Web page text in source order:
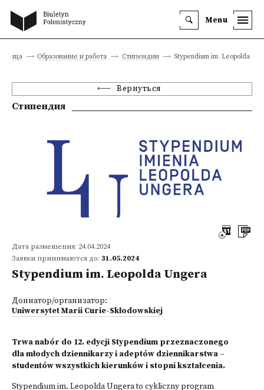
Menu
Образование и работа Стипендии Stypendium im. Leopolda
Вернуться
Стипендия
Дата размещения: 24.04.2024
Заявки принимаются до: 31.05.2024
Stypendium im. Leopolda Ungera
Доннатор/организатор:
Uniwersytet Marii Curie-Skłodowskiej
Trwa nabór do 12. edycji Stypendium przeznaczonego
dla młodych dziennikarzy i adeptów dziennikarstwa –
studentów wszystkich kierunków i stopni kształcenia.
Stypendium im. Leopolda Ungera to cykliczny program